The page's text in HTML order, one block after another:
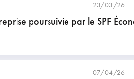
23/03/26
poursuivie par le SPF
07/04/26